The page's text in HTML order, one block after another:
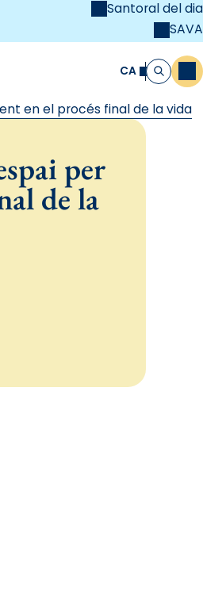
Santoral del dia
SAVA
CA Cerca
en el procés final de la vida
per
de la